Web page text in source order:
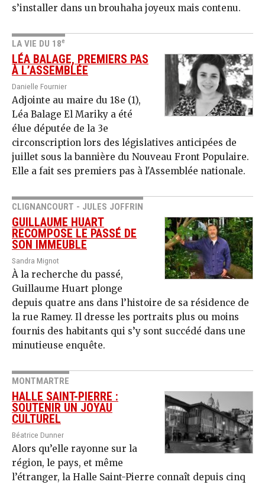
s’installer dans un brouhaha joyeux mais contenu.
LA VIE DU 18e
LÉA BALAGE, PREMIERS PAS
À L’ASSEMBLÉE
Danielle Fournier
Adjointe au maire du 18e (1),
Léa Balage El Mariky a été
élue députée de la 3e
circonscription lors des législatives anticipées de
juillet sous la bannière du Nouveau Front Populaire.
Elle a fait ses premiers pas à l'Assemblée nationale.
CLIGNANCOURT - JULES JOFFRIN
GUILLAUME HUART
RECOMPOSE LE PASSÉ DE
SON IMMEUBLE
Sandra Mignot
À la recherche du passé,
Guillaume Huart plonge
depuis quatre ans dans l’histoire de sa résidence de
la rue Ramey. Il dresse les portraits plus ou moins
fournis des habitants qui s’y sont succédé dans une
minutieuse enquête.
MONTMARTRE
HALLE SAINT-PIERRE :
SOUTENIR UN JOYAU
CULTUREL
Béatrice Dunner
Alors qu’elle rayonne sur la
région, le pays, et même
l’étranger, la Halle Saint-Pierre connaît depuis cinq